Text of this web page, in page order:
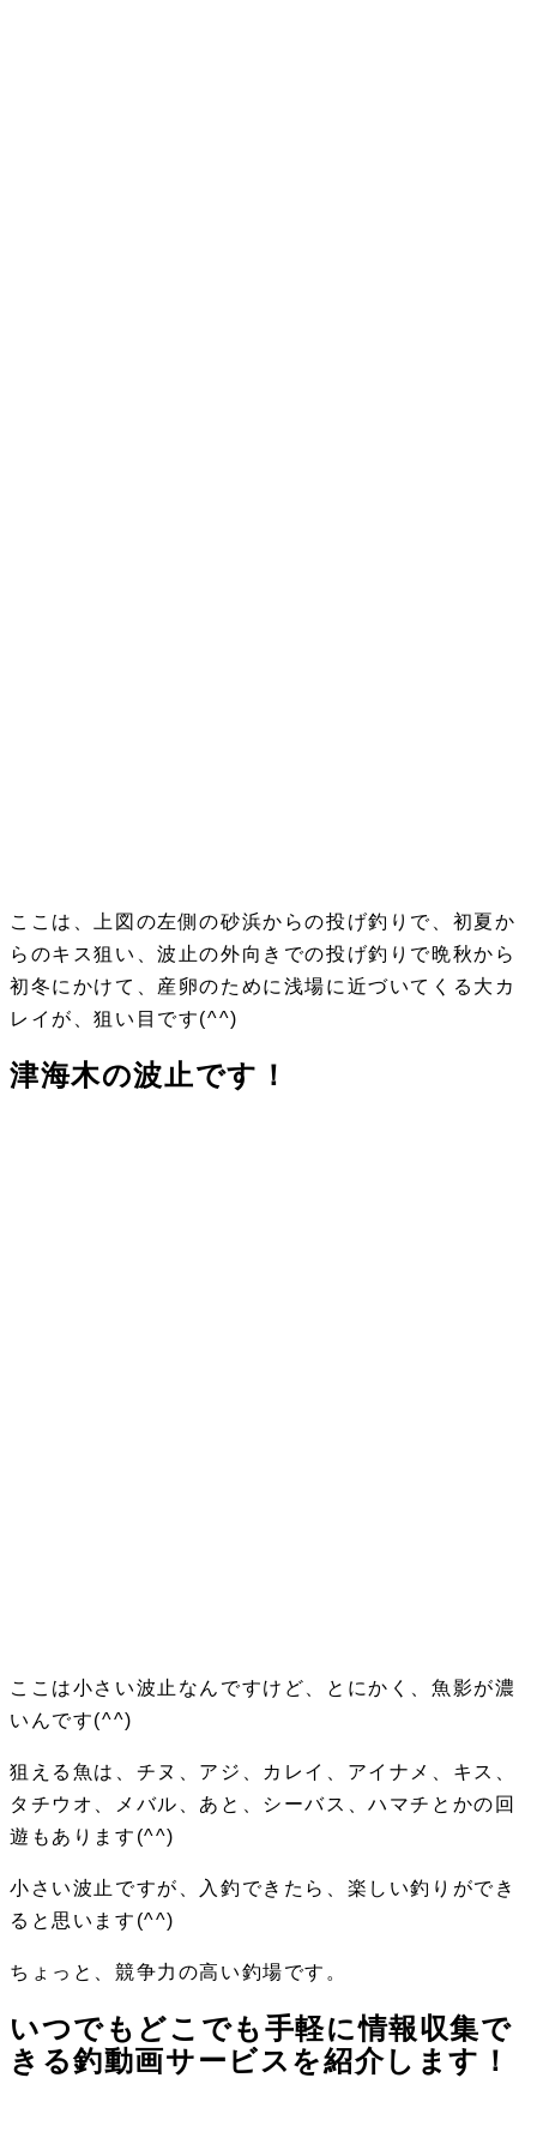
ここは、上図の左側の砂浜からの投げ釣りで、初夏か
らのキス狙い、波止の外向きでの投げ釣りで晩秋から
初冬にかけて、産卵のために浅場に近づいてくる大カ
レイが、狙い目です(^^)
津海木の波止です！
ここは小さい波止なんですけど、とにかく、魚影が濃
いんです(^^)
狙える魚は、チヌ、アジ、カレイ、アイナメ、キス、
タチウオ、メバル、あと、シーバス、ハマチとかの回
遊もあります(^^)
小さい波止ですが、入釣できたら、楽しい釣りができ
ると思います(^^)
ちょっと、競争力の高い釣場です。
いつでもどこでも手軽に情報収集で
きる釣動画サービスを紹介します！